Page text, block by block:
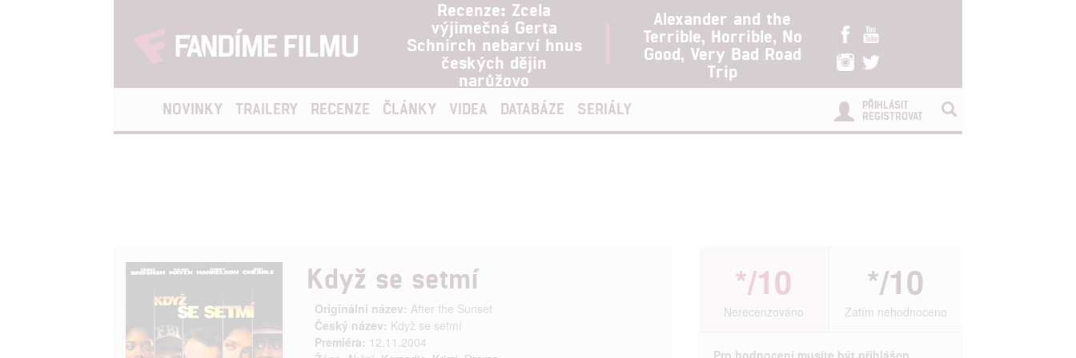
Recenze: Zcela
výjimečná Gerta
Schnirch nebarví hnus
českých dějin
narůžovo
Alexander and the
Terrible, Horrible, No
Good, Very Bad Road
Trip
NOVINKY TRAILERY RECENZE ČLÁNKY VIDEA DATABÁZE SERIÁLY
PŘIHLÁSIT
REGISTROVAT
Když se setmí
Originální název: After the Sunset
Český název: Když se setmí
Premiéra: 12.11.2004
*/10
Nerecenzováno
*/10
Zatím nehodnoceno
Pro hodnocení musíte být přihlášen.